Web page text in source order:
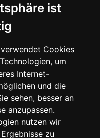
ist
Cookies
um
Internet-
und die
sehen, besser an
anzupassen.
nutzen wir
zu